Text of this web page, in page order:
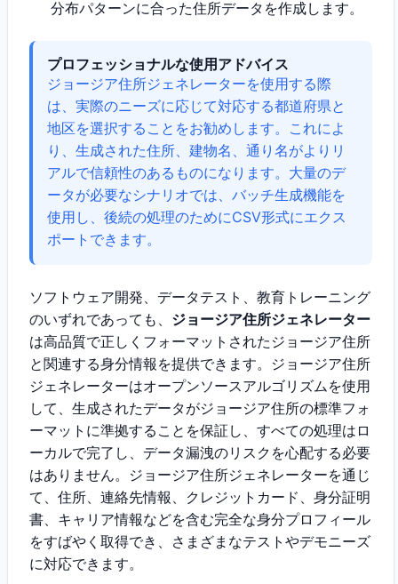
分布パターンに合った住所データを作成します。
プロフェッショナルな使用アドバイス
ジョージア住所ジェネレーターを使用する際
は、実際のニーズに応じて対応する都道府県と
地区を選択することをお勧めします。これによ
り、生成された住所、建物名、通り名がよりリ
アルで信頼性のあるものになります。大量のデ
ータが必要なシナリオでは、バッチ生成機能を
使用し、後続の処理のためにCSV形式にエクス
ポートできます。
ソフトウェア開発、データテスト、教育トレーニング
のいずれであっても、 ジョージア住所ジェネレーター
は高品質で正しくフォーマットされたジョージア住所
と関連する身分情報を提供できます。ジョージア住所
ジェネレーターはオープンソースアルゴリズムを使用
して、生成されたデータがジョージア住所の標準フォ
ーマットに準拠することを保証し、すべての処理はロ
ーカルで完了し、データ漏洩のリスクを心配する必要
はありません。ジョージア住所ジェネレーターを通じ
て、住所、連絡先情報、クレジットカード、身分証明
書、キャリア情報などを含む完全な身分プロフィール
をすばやく取得でき、さまざまなテストやデモニーズ
に対応できます。